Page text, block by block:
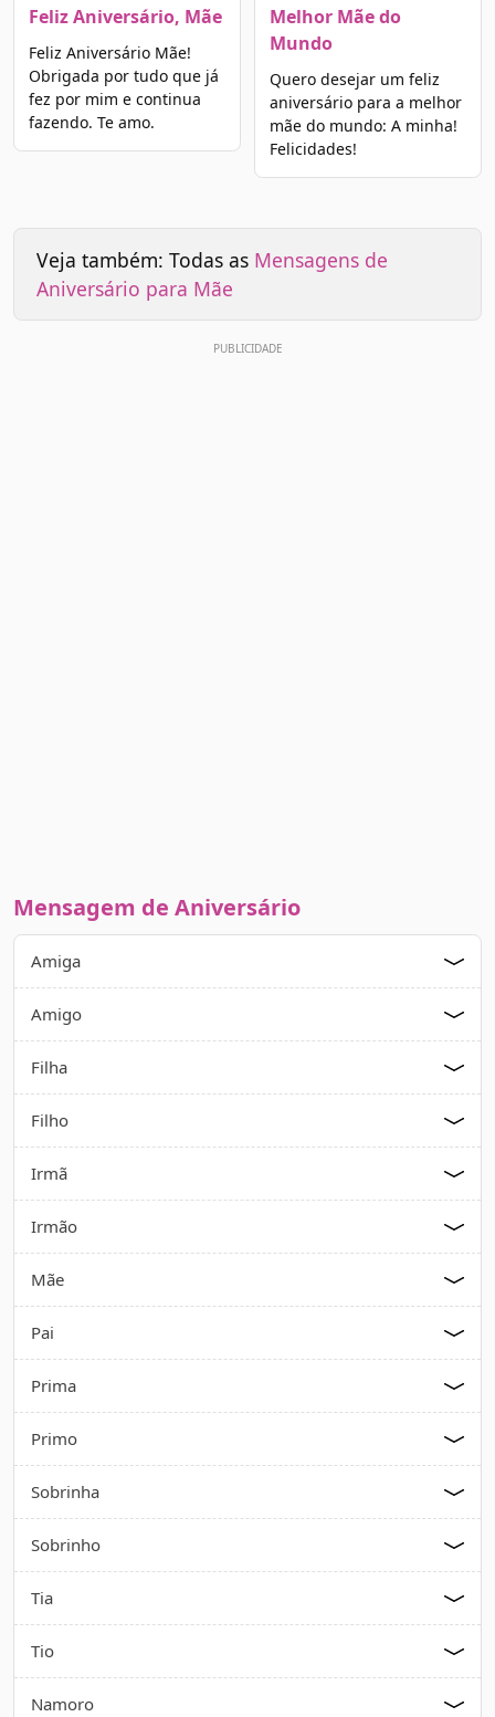
Feliz Aniversário, Mãe
Feliz Aniversário Mãe!
Obrigada por tudo que já
fez por mim e continua
fazendo. Te amo.
Melhor Mãe do
Mundo
Quero desejar um feliz
aniversário para a melhor
mãe do mundo: A minha!
Felicidades!
Veja também: Todas as Mensagens de
Aniversário para Mãe
Mensagem de Aniversário
Amiga
Amigo
Filha
Filho
Irmã
Irmão
Mãe
Pai
Prima
Primo
Sobrinha
Sobrinho
Tia
Tio
Namoro